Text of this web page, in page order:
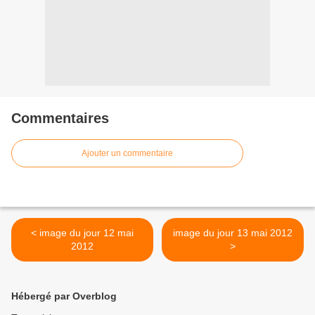
Commentaires
Ajouter un commentaire
< image du jour 12 mai
2012
image du jour 13 mai 2012
>
Hébergé par Overblog